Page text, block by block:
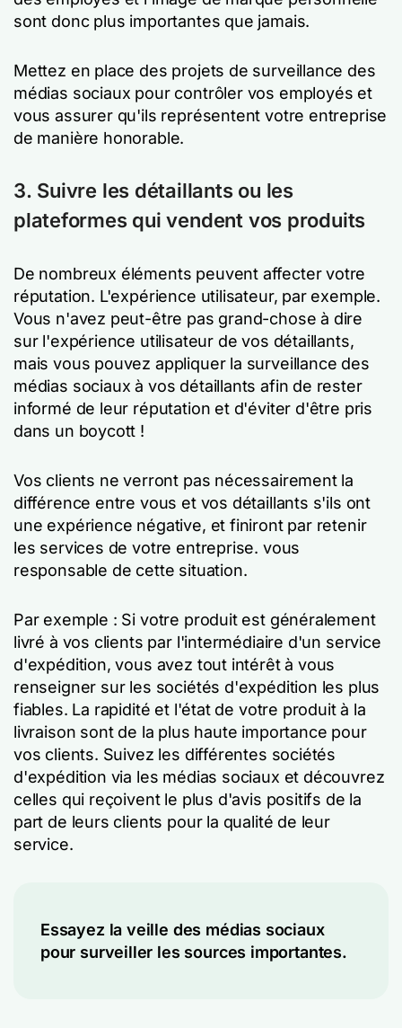
sont donc plus importantes que jamais.
Mettez en place des projets de surveillance des
médias sociaux pour contrôler vos employés et
vous assurer qu'ils représentent votre entreprise
de manière honorable.
3. Suivre les détaillants ou les
plateformes qui vendent vos produits
De nombreux éléments peuvent affecter votre
réputation. L'expérience utilisateur, par exemple.
Vous n'avez peut-être pas grand-chose à dire
sur l'expérience utilisateur de vos détaillants,
mais vous pouvez appliquer la surveillance des
médias sociaux à vos détaillants afin de rester
informé de leur réputation et d'éviter d'être pris
dans un boycott !
Vos clients ne verront pas nécessairement la
différence entre vous et vos détaillants s'ils ont
une expérience négative, et finiront par retenir
les services de votre entreprise. vous
responsable de cette situation.
Par exemple : Si votre produit est généralement
livré à vos clients par l'intermédiaire d'un service
d'expédition, vous avez tout intérêt à vous
renseigner sur les sociétés d'expédition les plus
fiables. La rapidité et l'état de votre produit à la
livraison sont de la plus haute importance pour
vos clients. Suivez les différentes sociétés
d'expédition via les médias sociaux et découvrez
celles qui reçoivent le plus d'avis positifs de la
part de leurs clients pour la qualité de leur
service.
Essayez la veille des médias sociaux
pour surveiller les sources importantes.